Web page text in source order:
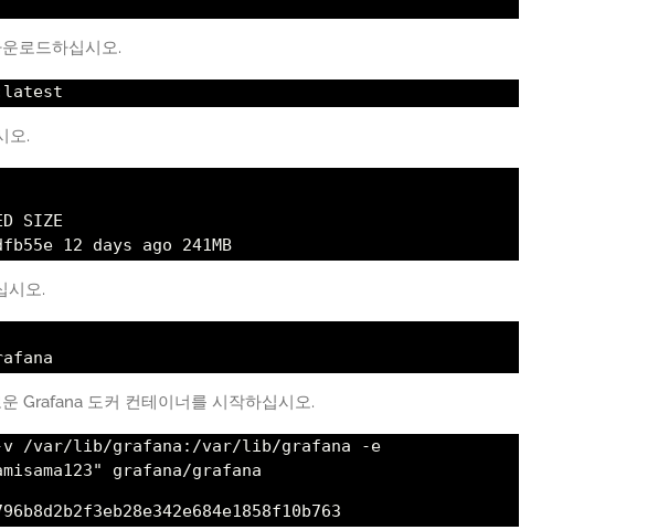
로드하십시오.
오.
SIZE
12 days ago 241MB
시오.
Grafana 도커 컨테이너를 시작하십시오.
-v /var/lib/grafana:/var/lib/grafana -e
grafana/grafana